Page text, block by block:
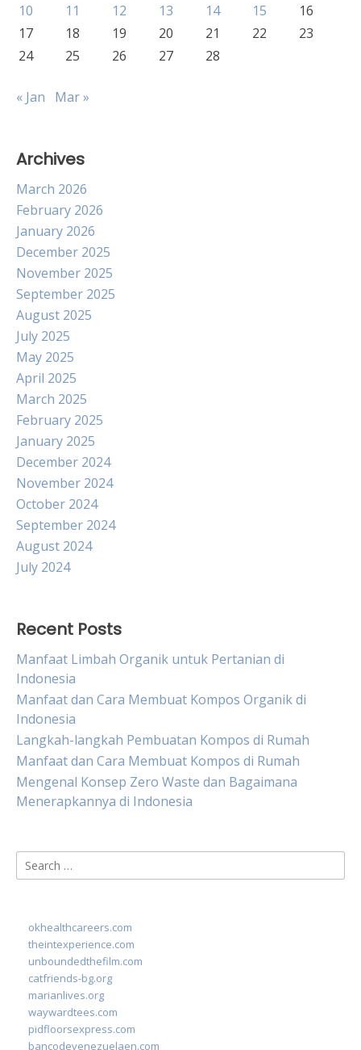
10
11 12 13 14 15
16
17
18 19 20 21 22
23
24
25 26 27 28
« Jan Mar »
Archives
March 2026
February 2026
January 2026
December 2025
November 2025
September 2025
August 2025
July 2025
May 2025
April 2025
March 2025
February 2025
January 2025
December 2024
November 2024
October 2024
September 2024
August 2024
July 2024
Recent Posts
Manfaat Limbah Organik untuk Pertanian di
Indonesia
Manfaat dan Cara Membuat Kompos Organik di
Indonesia
Langkah-langkah Pembuatan Kompos di Rumah
Manfaat dan Cara Membuat Kompos di Rumah
Mengenal Konsep Zero Waste dan Bagaimana
Menerapkannya di Indonesia
Search
for:
okhealthcareers.com
theintexperience.com
unboundedthefilm.com
catfriends-bg.org
marianlives.org
waywardtees.com
pidfloorsexpress.com
bancodevenezuelaen.com